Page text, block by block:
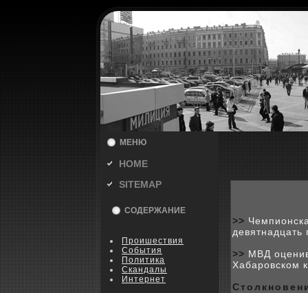
МЕНЮ
HOME
SITEMAP
СОДЕРЖАНИЕ
Пpoишествия
События
Политика
Скандалы
Интернет
>>
девятнадцать
>> МВД
Хабаровском